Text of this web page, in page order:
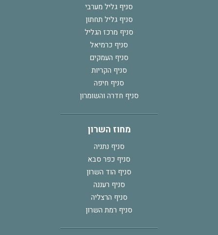
סניף גליל מערבי
סניף גליל תחתון
סניף מרכז הגליל
סניף כרמיאל
סניף העמקים
סניף הקריות
סניף חיפה
סניף חדרה והשומרון
מחוז השרון
סניף נתניה
סניף כפר סבא
סניף הוד השרון
סניף רעננה
סניף הרצליה
סניף רמת השרון